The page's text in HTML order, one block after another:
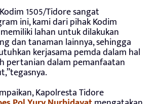
1505/Tidore sangat
ini, kami dari pihak Kodim
lahan untuk dilakukan
dan tanaman lainnya, sehingga
kerjasama pemda dalam hal
pertanian dalam pemanfaatan
Kapolresta Tidore